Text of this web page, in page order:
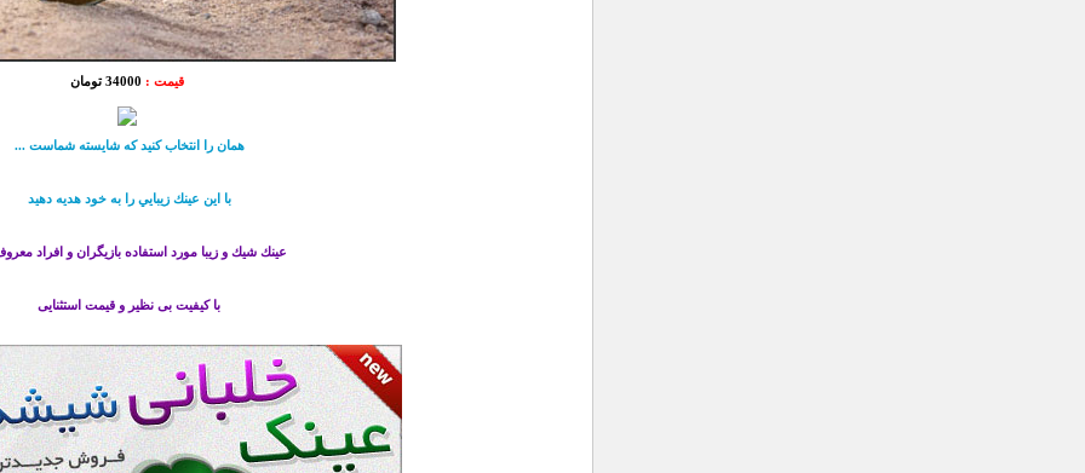
قیمت : 34000 تومان
همان را انتخاب كنيد كه شايسته شماست ...
با اين عينك زيبایي را به خود هديه دهيد
عينك شيك و زيبا مورد استفاده بازيگران و افراد
با کیفیت بی نظیر و قیمت استثنایی